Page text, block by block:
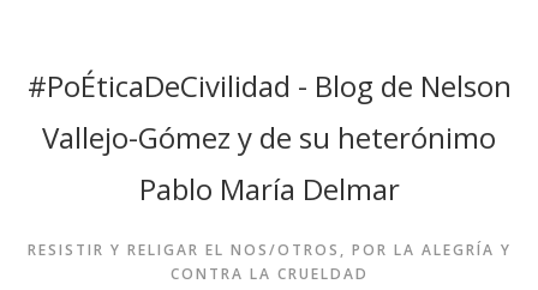
contenido
#PoÉticaDeCivilidad - Blog de Nelson
Vallejo-Gómez y de su heterónimo
Pablo María Delmar
RESISTIR Y RELIGAR EL NOS/OTROS, POR LA ALEGRÍA Y
CONTRA LA CRUELDAD